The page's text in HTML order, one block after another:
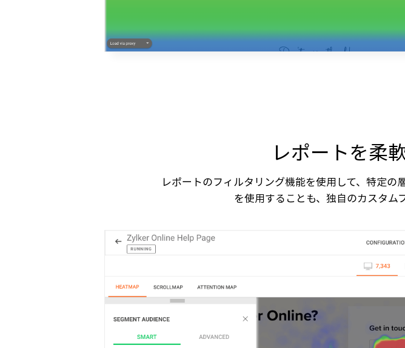
レポートを柔
レポートのフィルタリング機能を使用して、特定
を使用することも、独自のカスタム